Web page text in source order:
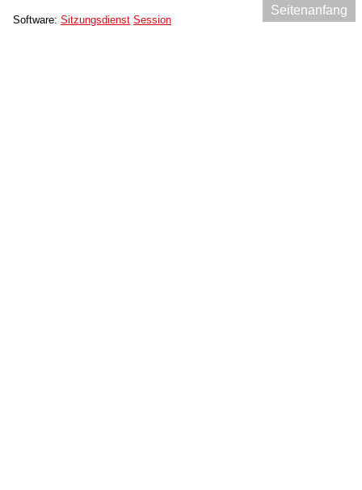
Seitenanfang
Software: Sitzungsdienst Session